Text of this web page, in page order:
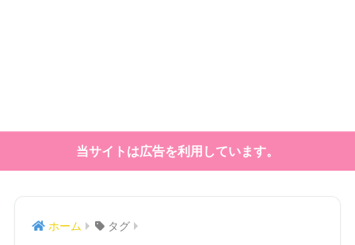
当サイトは広告を利用しています。
ホーム タグ